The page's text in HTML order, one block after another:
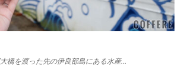
橋を渡った先の伊良部島にある水産…